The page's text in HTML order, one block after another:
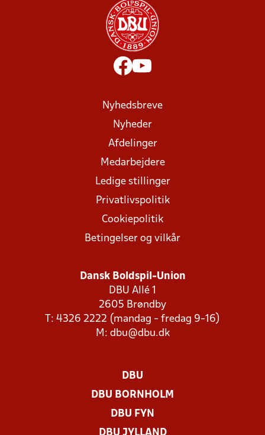
Nyhedsbreve
Nyheder
Afdelinger
Medarbejdere
Ledige stillinger
Privatlivspolitik
Cookiepolitik
Betingelser og vilkår
Dansk Boldspil-Union
DBU Allé 1
2605 Brøndby
T: 4326 2222 (mandag - fredag 9-16)
M: dbu@dbu.dk
DBU
DBU BORNHOLM
DBU FYN